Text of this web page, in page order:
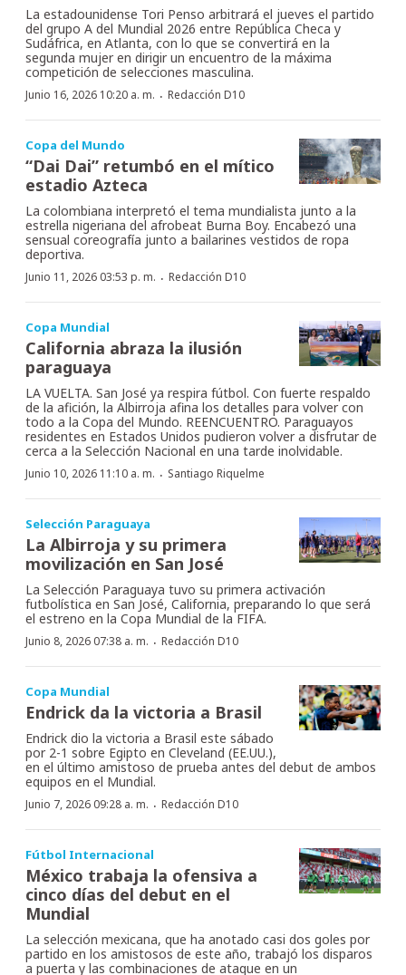
La estadounidense Tori Penso arbitrará el jueves el partido
del grupo A del Mundial 2026 entre República Checa y
Sudáfrica, en Atlanta, con lo que se convertirá en la
segunda mujer en dirigir un encuentro de la máxima
competición de selecciones masculina.
Junio 16, 2026 10:20 a. m. · Redacción D10
Copa del Mundo
“Dai Dai” retumbó en el mítico
estadio Azteca
La colombiana interpretó el tema mundialista junto a la
estrella nigeriana del afrobeat Burna Boy. Encabezó una
sensual coreografía junto a bailarines vestidos de ropa
deportiva.
Junio 11, 2026 03:53 p. m. · Redacción D10
Copa Mundial
California abraza la ilusión
paraguaya
LA VUELTA. San José ya respira fútbol. Con fuerte respaldo
de la afición, la Albirroja afina los detalles para volver con
todo a la Copa del Mundo. REENCUENTRO. Paraguayos
residentes en Estados Unidos pudieron volver a disfrutar de
cerca a la Selección Nacional en una tarde inolvidable.
Junio 10, 2026 11:10 a. m. · Santiago Riquelme
Selección Paraguaya
La Albirroja y su primera
movilización en San José
La Selección Paraguaya tuvo su primera activación
futbolística en San José, California, preparando lo que será
el estreno en la Copa Mundial de la FIFA.
Junio 8, 2026 07:38 a. m. · Redacción D10
Copa Mundial
Endrick da la victoria a Brasil
Endrick dio la victoria a Brasil este sábado
por 2-1 sobre Egipto en Cleveland (EE.UU.),
en el último amistoso de prueba antes del debut de ambos
equipos en el Mundial.
Junio 7, 2026 09:28 a. m. · Redacción D10
Fútbol Internacional
México trabaja la ofensiva a
cinco días del debut en el
Mundial
La selección mexicana, que ha anotado casi dos goles por
partido en los amistosos de este año, trabajó los disparos
a puerta y las combinaciones de ataque en un